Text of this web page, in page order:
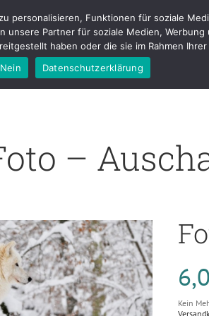
& Preise Kontakt Blog About
–
Kein
personalisieren, Funktionen für soziale
Partner für soziale Medien,
haben oder die sie im Rahmen
Nein Datenschutzerklärung